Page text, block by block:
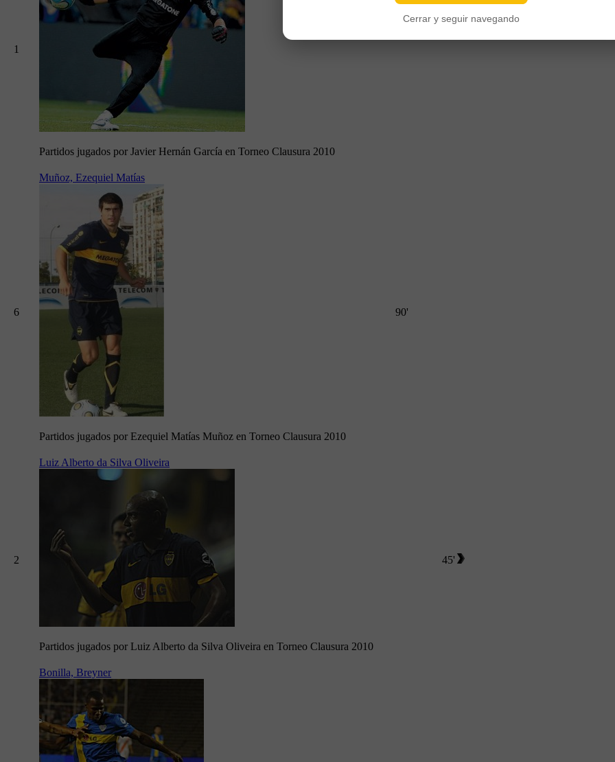
1
Partidos jugados por Javier Hernán García en Torneo Clausura 2010
6
Muñoz, Ezequiel Matías
Partidos jugados por Ezequiel Matías Muñoz en Torneo Clausura 2010
90'
2
Luiz Alberto da Silva Oliveira
Partidos jugados por Luiz Alberto da Silva Oliveira en Torneo Clausura 2010
45'
Bonilla, Breyner
Cerrar y seguir navegando